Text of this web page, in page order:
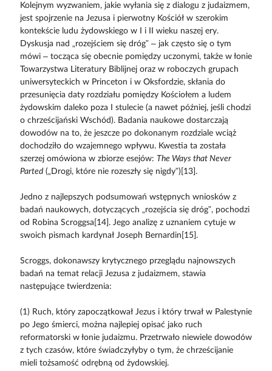
Kolejnym wyzwaniem, jakie wyłania się z dialogu z judaizmem,
jest spojrzenie na Jezusa i pierwotny Kościół w szerokim
kontekście ludu żydowskiego w I i II wieku naszej ery.
Dyskusja nad „rozejściem się dróg” – jak często się o tym
mówi – tocząca się obecnie pomiędzy uczonymi, także w łonie
Towarzystwa Literatury Biblijnej oraz w roboczych grupach
uniwersyteckich w Princeton i w Oksfordzie, skłania do
przesunięcia daty rozdziału pomiędzy Kościołem a ludem
żydowskim daleko poza I stulecie (a nawet później, jeśli chodzi
o chrześcijański Wschód). Badania naukowe dostarczają
dowodów na to, że jeszcze po dokonanym rozdziale wciąż
dochodziło do wzajemnego wpływu. Kwestia ta została
szerzej omówiona w zbiorze esejów: The Ways that Never
Parted(„Drogi, które nie rozeszły się nigdy”)[13].
Jedno z najlepszych podsumowań wstępnych wniosków z
badań naukowych, dotyczących „rozejścia się dróg”, pochodzi
od Robina Scroggsa[14]. Jego analizę z uznaniem cytuje w
swoich pismach kardynał Joseph Bernardin[15].
Scroggs, dokonawszy krytycznego przeglądu najnowszych
badań na temat relacji Jezusa z judaizmem, stawia
następujące twierdzenia:
(1) Ruch, który zapoczątkował Jezus i który trwał w Palestynie
po Jego śmierci, można najlepiej opisać jako ruch
reformatorski w łonie judaizmu. Przetrwało niewiele dowodów
z tych czasów, które świadczyłyby o tym, że chrześcijanie
mieli tożsamość odrębną od żydowskiej.